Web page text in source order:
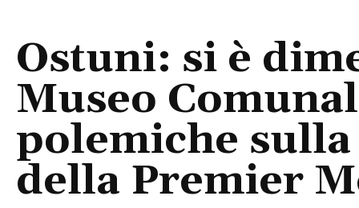
Ostuni: si è
Museo
polemiche
della Premier